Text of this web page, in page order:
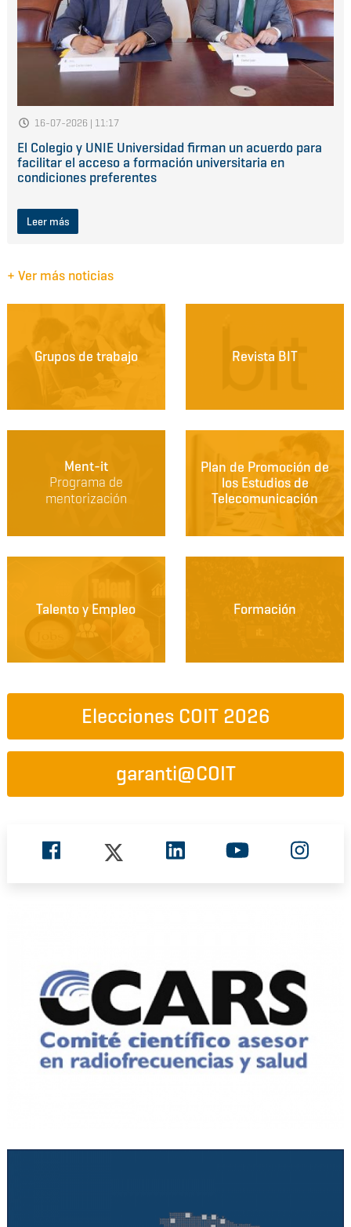
16-07-2026 | 11:17
El Colegio y UNIE Universidad firman un acuerdo para
facilitar el acceso a formación universitaria en
condiciones preferentes
Leer más
+ Ver más noticias
Grupos de trabajo Revista BIT
Ment-it
Programa de
mentorización
Plan de Promoción de
los Estudios de
Telecomunicación
Talento y Empleo Formación
Elecciones COIT 2026
garanti@COIT